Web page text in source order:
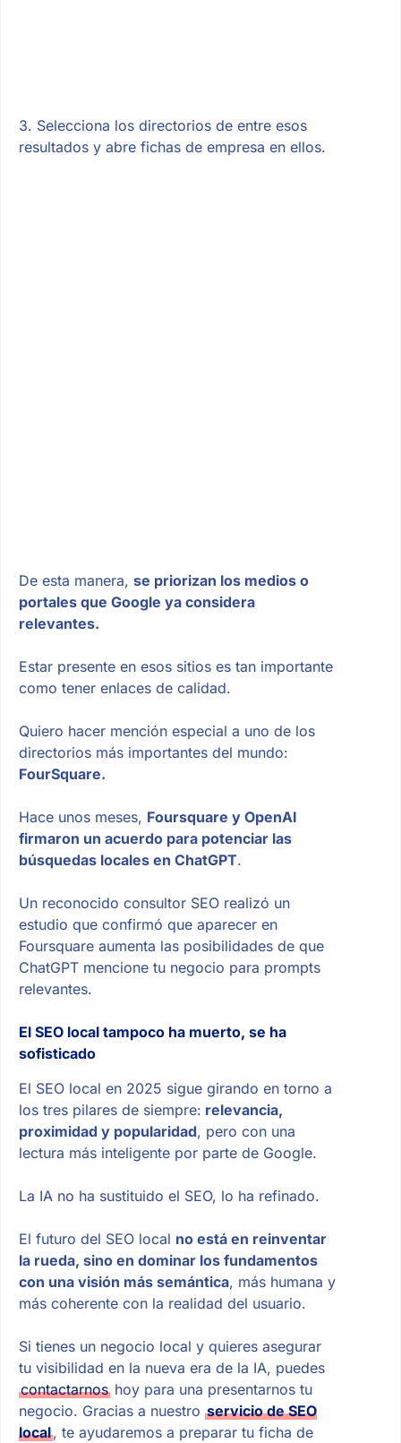
3. Selecciona los directorios de entre esos
resultados y abre fichas de empresa en ellos.
De esta manera, se priorizan los medios o
portales que Google ya considera
relevantes.
Estar presente en esos sitios es tan importante
como tener enlaces de calidad.
Quiero hacer mención especial a uno de los
directorios más importantes del mundo:
FourSquare.
Hace unos meses, Foursquare y OpenAI
firmaron un acuerdo para potenciar las
búsquedas locales en ChatGPT.
Un reconocido consultor SEO realizó un
estudio que confirmó que aparecer en
Foursquare aumenta las posibilidades de que
ChatGPT mencione tu negocio para prompts
relevantes.
El SEO local tampoco ha muerto, se ha
sofisticado
El SEO local en 2025 sigue girando en torno a
los tres pilares de siempre: relevancia,
proximidad y popularidad, pero con una
lectura más inteligente por parte de Google.
La IA no ha sustituido el SEO, lo ha refinado.
El futuro del SEO local no está en reinventar
la rueda, sino en dominar los fundamentos
con una visión más semántica, más humana y
más coherente con la realidad del usuario.
Si tienes un negocio local y quieres asegurar
tu visibilidad en la nueva era de la IA, puedes
contactarnoshoy para una presentarnos tu
negocio. Gracias a nuestro servicio de SEO
local, te ayudaremos a preparar tu ficha de